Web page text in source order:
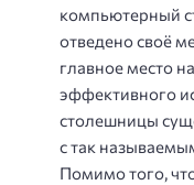
компьютерный
отведено своё
главное место
эффективного
столешницы
с так
Помимо того,